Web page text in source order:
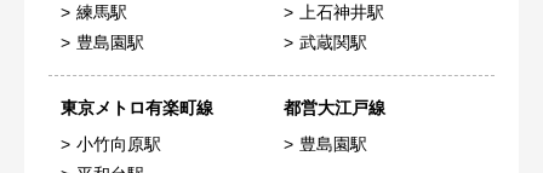
練馬駅
豊島園駅
上石神井駅
武蔵関駅
東京メトロ有楽町線
小竹向原駅
都営大江戸線
豊島園駅